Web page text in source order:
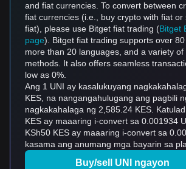
and fiat currencies. To convert between
fiat currencies (i.e., buy crypto with fiat or
fiat), please use Bitget fiat trading (Bitget
page). Bitget fiat trading supports over 80
more than 20 languages, and a variety
methods. It also offers seamless
low as 0%.
Ang 1 UNI ay kasalukuyang
KES, na nangangahulugang ang pagbili
nagkakahalaga ng 2,585.24 KES.
KES ay maaaring i-convert sa 0.001934
KSh50 KES ay maaaring i-convert sa
kasama ang anumang mga bayarin sa
Buy/sell UNI ngayon